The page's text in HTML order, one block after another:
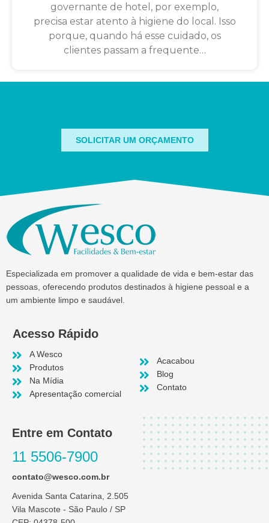
governante de hotel, por exemplo,
precisa estar atento à higiene do local. Isso
porque, quando há esse cuidado, os
clientes passam a frequente…
SOLICITAR UM ORÇAMENTO
Especializada em promover a qualidade de vida e bem-estar das
pessoas, oferecendo produtos destinados à higiene pessoal e a
um ambiente limpo e saudável.
Acesso Rápido
A Wesco
Produtos
Na Mídia
Apresentação comercial
Acacabou
Blog
Contato
Entre em Contato
11 5506-7900
contato@wesco.com.br
Avenida Santa Catarina, 2.505
Vila Mascote - São Paulo / SP